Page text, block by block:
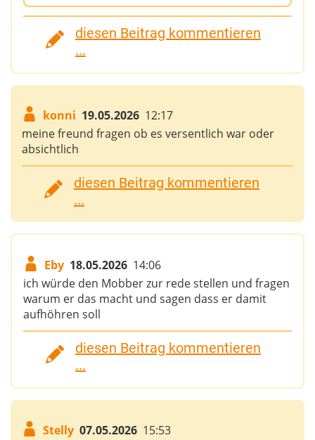
diesen Beitrag kommentieren
...
konni 19.05.2026 12:17
meine freund fragen ob es versentlich war oder
absichtlich
diesen Beitrag kommentieren
...
Eby 18.05.2026 14:06
ich würde den Mobber zur rede stellen und fragen
warum er das macht und sagen dass er damit
aufhöhren soll
diesen Beitrag kommentieren
...
Stelly 07.05.2026 15:53